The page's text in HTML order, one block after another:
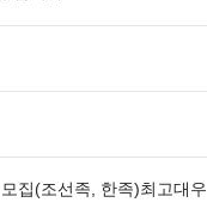
집(조선족, 한족)최고대우